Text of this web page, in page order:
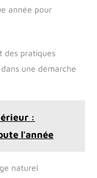
année pour
des pratiques
une démarche
:
l'année
naturel